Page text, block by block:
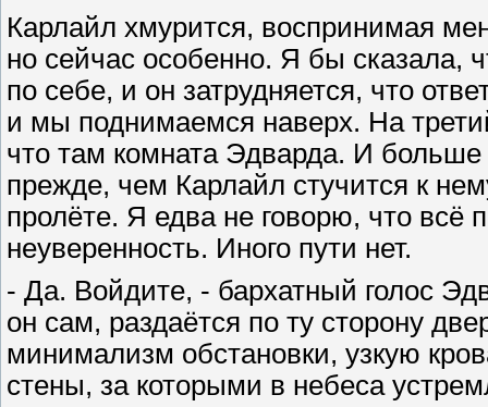
Карлайл хмурится, воспринимая
но сейчас особенно. Я бы сказала,
по себе, и он затрудняется, что
и мы поднимаемся наверх. На
что там комната Эдварда. И
прежде, чем Карлайл стучится к
пролёте. Я едва не говорю, что всё
неуверенность. Иного пути нет.
- Да. Войдите, - бархатный голос
он сам, раздаётся по ту сторону
минимализм обстановки, узкую
стены, за которыми в небеса